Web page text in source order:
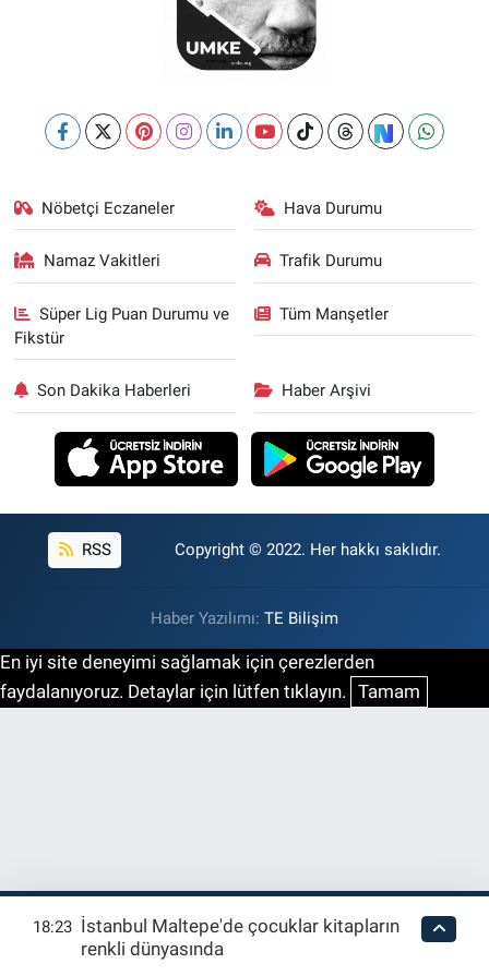
Nöbetçi Eczaneler Hava Durumu
Namaz Vakitleri Trafik Durumu
Süper Lig Puan Durumu ve
Fikstür
Tüm Manşetler
Son Dakika Haberleri Haber Arşivi
RSS Copyright © 2022. Her hakkı saklıdır.
Haber Yazılımı: TE Bilişim
En iyi site deneyimi sağlamak için çerezlerden
faydalanıyoruz. Detaylar için lütfen tıklayın. Tamam
18:23 İstanbul Maltepe'de çocuklar kitapların
renkli dünyasında